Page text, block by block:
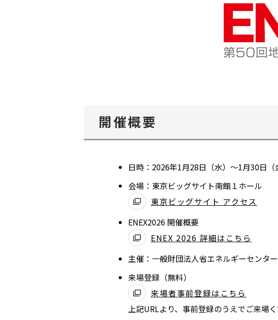
開催概要
日時：2026年1月28日（水）～1月30日
会場：東京ビッグサイト南館１ホール
東京ビッグサイト アクセス
別
ド
開
別
ウ
ィ
ン
ド
ウ
で
ENEX2026 開催概要
ENEX 2026 詳細はこちら
別
ウ
ウ
主催：一般財団法人省エネルギーセンタ
来場登録（無料）
来場者事前登録はこちら
別
ウ
上記URLより、事前登録のうえでご来場